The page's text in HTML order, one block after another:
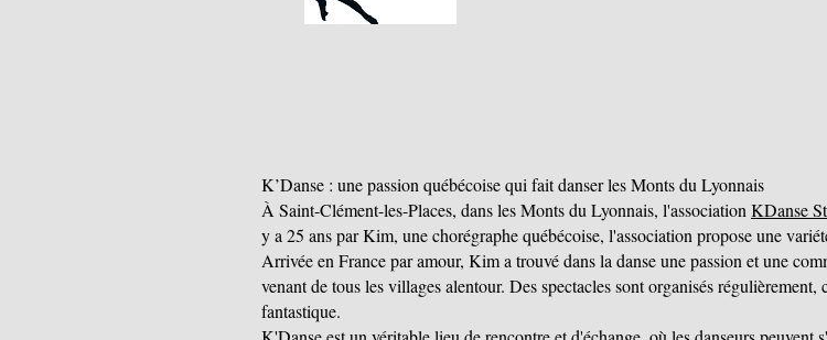
K’Danse : une passion québécoise qui fait danser les Monts du Lyonnais
À Saint-Clément-les-Places, dans les Monts du Lyonnais, l'association KDanse
y a 25 ans par Kim, une chorégraphe québécoise, l'association propose une
Arrivée en France par amour, Kim a trouvé dans la danse une passion et une
venant de tous les villages alentour. Des spectacles sont organisés
fantastique.